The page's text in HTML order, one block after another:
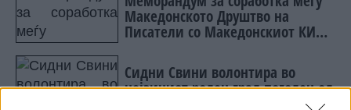
Македонското Друштво на
Писатели со Македонскиот КИЦ
Сидни Свини волонтира во
нејзиниот роден град погоден од